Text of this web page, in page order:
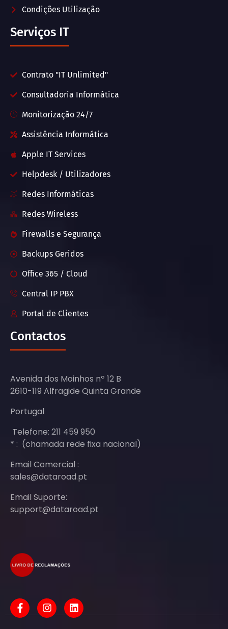
Condições Utilização
Serviços IT
Contrato "IT Unlimited"
Consultadoria Informática
Monitorização 24/7
Assistência Informática
Apple IT Services
Helpdesk / Utilizadores
Redes Informáticas
Redes Wireless
Firewalls e Segurança
Backups Geridos
Office 365 / Cloud
Central IP PBX
Portal de Clientes
Contactos
Avenida dos Moinhos nº 12 B
2610-119 Alfragide Quinta Grande
Portugal
Telefone: 211 459 950
* : (chamada rede fixa nacional)
Email Comercial :
sales@dataroad.pt
Email Suporte:
support@dataroad.pt